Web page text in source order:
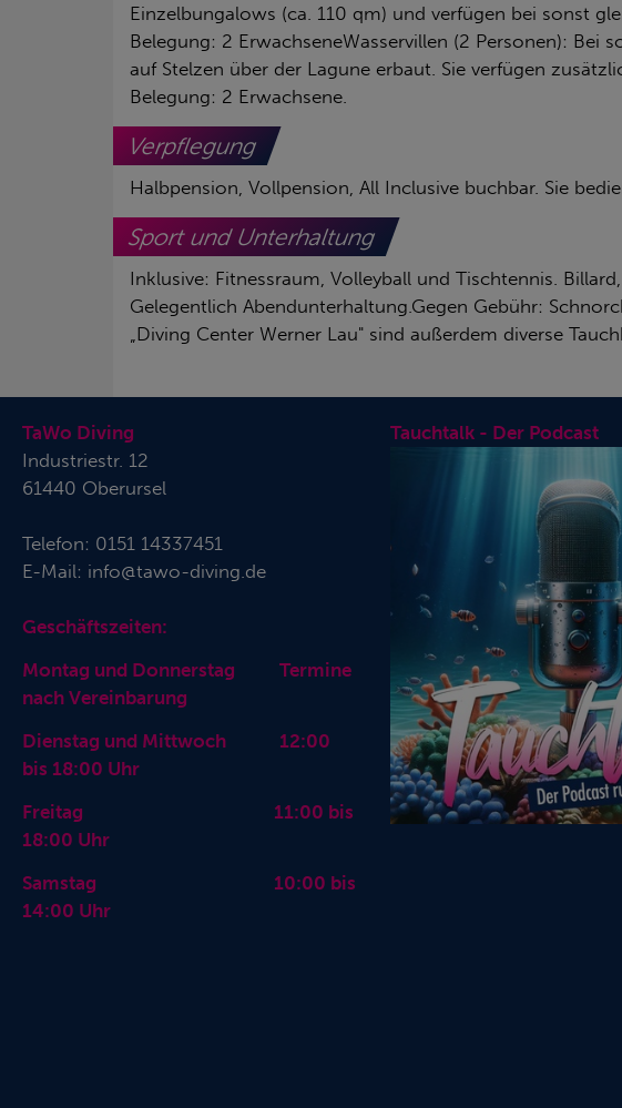
Einzelbungalows (ca. 110 qm) und verfügen bei sonst
Belegung: 2 ErwachseneWasservillen (2 Personen):
auf Stelzen über der Lagune erbaut. Sie verfügen
Belegung: 2 Erwachsene.
Verpflegung
Halbpension, Vollpension, All Inclusive buchbar. Sie
Sport und Unterhaltung
Inklusive: Fitnessraum, Volleyball und Tischtennis.
Gelegentlich Abendunterhaltung.Gegen Gebühr:
„Diving Center Werner Lau" sind außerdem diverse
TaWo Diving
Industriestr. 12
61440 Oberursel
Telefon: 0151 14337451
E-Mail: info@tawo-diving.de
Geschäftszeiten:
Montag und Donnerstag Termine
nach Vereinbarung
Dienstag und Mittwoch 12:00
bis 18:00 Uhr
Freitag 11:00 bis
18:00 Uhr
Samstag 10:00 bis
14:00 Uhr
Tauchtalk - Der Podcast